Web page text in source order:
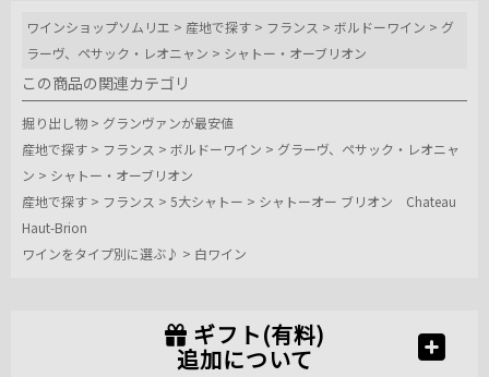
ワインショップソムリエ > 産地で探す > フランス >ボルドーワイン > グ
ラーヴ、ペサック・レオニャン > シャトー・オーブリオン
この商品の関連カテゴリ
掘り出し物 > グランヴァンが最安値
産地で探す > フランス > ボルドーワイン > グラーヴ、ペサック・レオニャ
ン > シャトー・オーブリオン
産地で探す > フランス > 5大シャトー > シャトーオー ブリオン Chateau
Haut-Brion
ワインをタイプ別に選ぶ♪ > 白ワイン
ギフト(有料)
追加について